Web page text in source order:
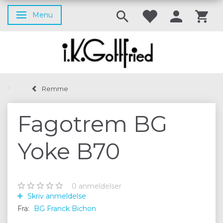
Skifte navigation
Menu
Remme
Fagotrem BG
Yoke B70
0 anmeldelser
Skriv anmeldelse
Fra:
BG Franck Bichon